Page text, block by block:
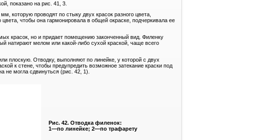
показано на рис. 41, 3.
которую проводят по стыку двух красок разного цвета,
чтобы она гармонировала в общей окраске, подчеркивала ее
красок, но и придает помещению законченный вид. Филенку
натирают мелом или какой-либо сухой краской, чаще всего
плоскую. Отводку, выполняют по линейке, у которой с двух
к стене, чтобы предупредить возможное затекание краски под
не могла сдвинуться (рис. 42, 1).
Рис. 42. Отводка филенок:
1—по линейке; 2—по трафарету